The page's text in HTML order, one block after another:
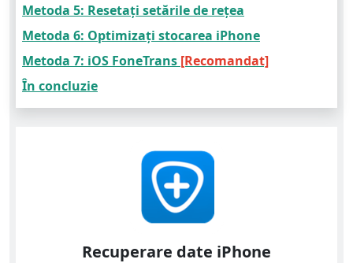
Metoda 5: Resetați setările de rețea
Metoda 6: Optimizați stocarea iPhone
Metoda 7: iOS FoneTrans [Recomandat]
În concluzie
Recuperare date iPhone